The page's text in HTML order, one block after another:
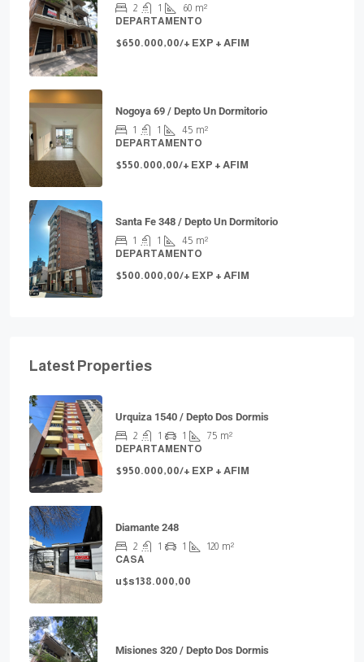
2 1 60 m²
DEPARTAMENTO
$650.000,00/+ EXP + AFIM
Nogoya 69 / Depto Un Dormitorio
1 1 45 m²
DEPARTAMENTO
$550.000,00/+ EXP + AFIM
Santa Fe 348 / Depto Un Dormitorio
1 1 45 m²
DEPARTAMENTO
$500.000,00/+ EXP + AFIM
Latest Properties
Urquiza 1540 / Depto Dos Dormis
2 1 1 75 m²
DEPARTAMENTO
$950.000,00/+ EXP + AFIM
Diamante 248
2 1 1 120 m²
CASA
u$s138.000,00
Misiones 320 / Depto Dos Dormis